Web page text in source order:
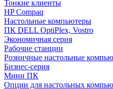
Тонкие клиенты
HP Compaq
Настольные компьютеры
ПК DELL OptiPlex, Vostro
Экономичная серия
Рабочие станции
Розничные настольные
Бизнес-серия
Мини ПК
Опции для настольных